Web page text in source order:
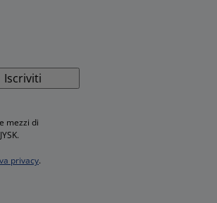
Iscriviti
mezzi di
privacy.